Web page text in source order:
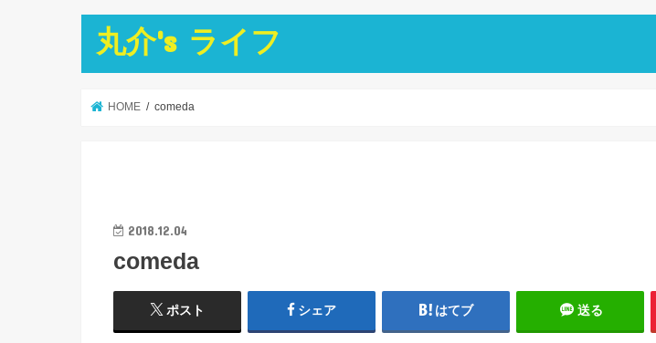
丸介's ライフ
HOME comeda
2018.12.04
comeda
ポスト シェア はてブ 送る